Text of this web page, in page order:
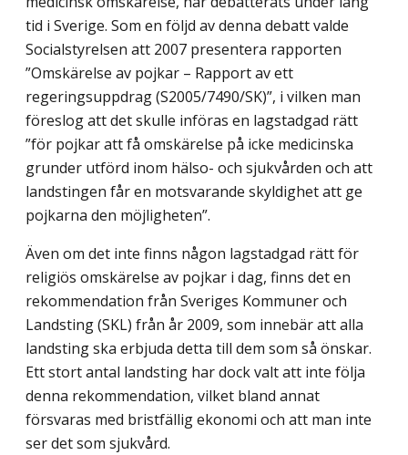
tid i Sverige. Som en följd av denna debatt valde
Socialstyrelsen att 2007 presentera rapporten
”Omskärelse av pojkar – Rapport av ett
regeringsuppdrag (S2005/7490/SK)”, i vilken man
föreslog att det skulle införas en lagstadgad rätt
”för pojkar att få omskärelse på icke medicinska
grunder utförd inom hälso- och sjukvården och att
landstingen får en motsvarande skyldighet att ge
pojkarna den möjligheten”.
Även om det inte finns någon lagstadgad rätt för
religiös omskärelse av pojkar i dag, finns det en
rekommendation från Sveriges Kommuner och
Landsting (SKL) från år 2009, som innebär att alla
landsting ska erbjuda detta till dem som så önskar.
Ett stort antal landsting har dock valt att inte följa
denna rekommendation, vilket bland annat
försvaras med bristfällig ekonomi och att man inte
ser det som sjukvård.